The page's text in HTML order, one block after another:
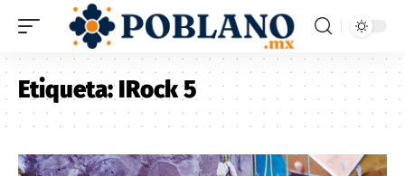
Etiqueta:IRock 5